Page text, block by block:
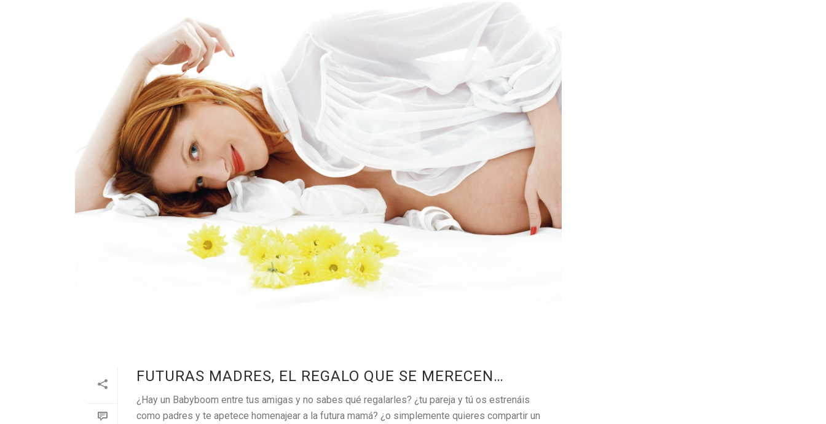
FUTURAS MADRES, EL REGALO QUE SE MERECEN…
¿Hay un Babyboom entre tus amigas y no sabes qué regalarles? ¿tu pareja y tú os estrenáis
como padres y te apetece homenajear a la futura mamá? ¿o simplemente quieres compartir un